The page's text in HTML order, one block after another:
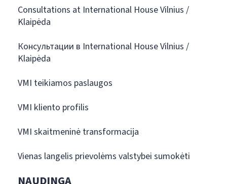
Consultations at International House Vilnius /
Klaipėda
Консультации в International House Vilnius /
Klaipėda
VMI teikiamos paslaugos
VMI kliento profilis
VMI skaitmeninė transformacija
Vienas langelis prievolėms valstybei sumokėti